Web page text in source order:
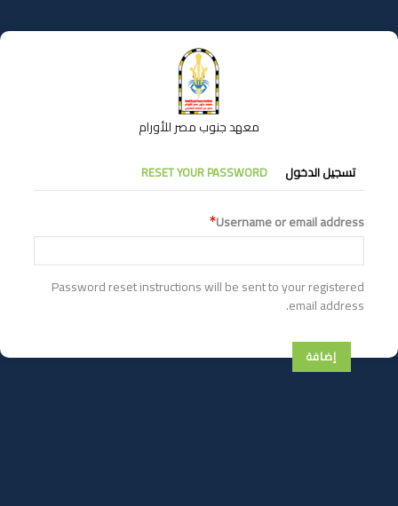
إلى
المحتوى
معهد جنوب مصر للأورام
التبويبات
الأساسية
تسجيل الدخول RESET YOUR PASSWORD
Username or email address
Password reset instructions will be sent to your registered
email address.